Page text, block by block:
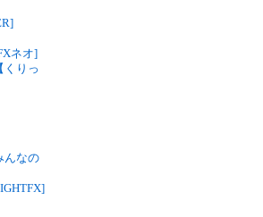
ネオ]
くりっ
んなの